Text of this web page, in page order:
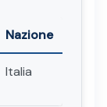
Nazione
Italia